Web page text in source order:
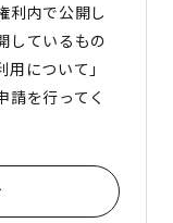
利内で公開し
しているもの
について」
請を行ってく